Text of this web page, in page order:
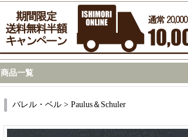
商品一覧
バレル・ベル > Paulus＆Schuler